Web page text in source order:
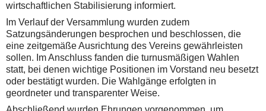
wirtschaftlichen Stabilisierung informiert.
Im Verlauf der Versammlung wurden zudem
Satzungsänderungen besprochen und beschlossen, die
eine zeitgemäße Ausrichtung des Vereins gewährleisten
sollen. Im Anschluss fanden die turnusmäßigen Wahlen
statt, bei denen wichtige Positionen im Vorstand neu besetzt
oder bestätigt wurden. Die Wahlgänge erfolgten in
geordneter und transparenter Weise.